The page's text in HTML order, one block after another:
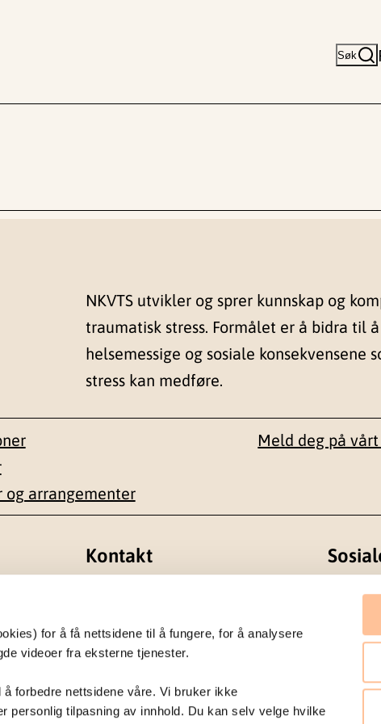
for å få nettsidene til å fungere, for å analysere
videoer fra eksterne tjenester.
forbedre nettsidene våre. Vi bruker ikke
personlig tilpasning av innhold. Du kan selv velge hvilke
Søk
NKVTS utvikler og sprer kunnskap og
traumatisk stress. Formålet er å bidra til
helsemessige og sosiale konsekvensene
stress kan medføre.
og arrangementer
Meld deg på
Kontakt
postmottak@nkvts.no